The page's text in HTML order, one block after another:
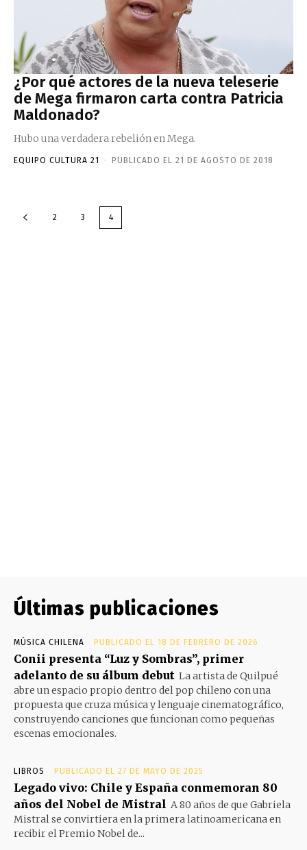
¿Por qué actores de la nueva teleserie
de Mega firmaron carta contra Patricia
Maldonado?
Hubo una verdadera rebelión en Mega.
EQUIPO CULTURA 21 - PUBLICADO EL 21 DE AGOSTO DE 2018
2 3 4
Últimas publicaciones
MÚSICA CHILENA PUBLICADO EL 18 DE FEBRERO DE 2026
Conii presenta “Luz y Sombras”, primer
adelanto de su álbum debut La artista de Quilpué
abre un espacio propio dentro del pop chileno con una
propuesta que cruza música y lenguaje cinematográfico,
construyendo canciones que funcionan como pequeñas
escenas emocionales.
LIBROS PUBLICADO EL 27 DE MAYO DE 2025
Legado vivo: Chile y España conmemoran 80
años del Nobel de Mistral A 80 años de que Gabriela
Mistral se convirtiera en la primera latinoamericana en
recibir el Premio Nobel de...